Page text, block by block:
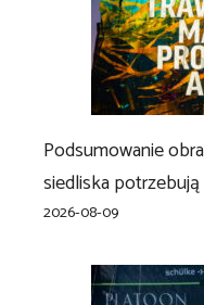
Podsumowanie
siedliska potrzebują
2026-08-09